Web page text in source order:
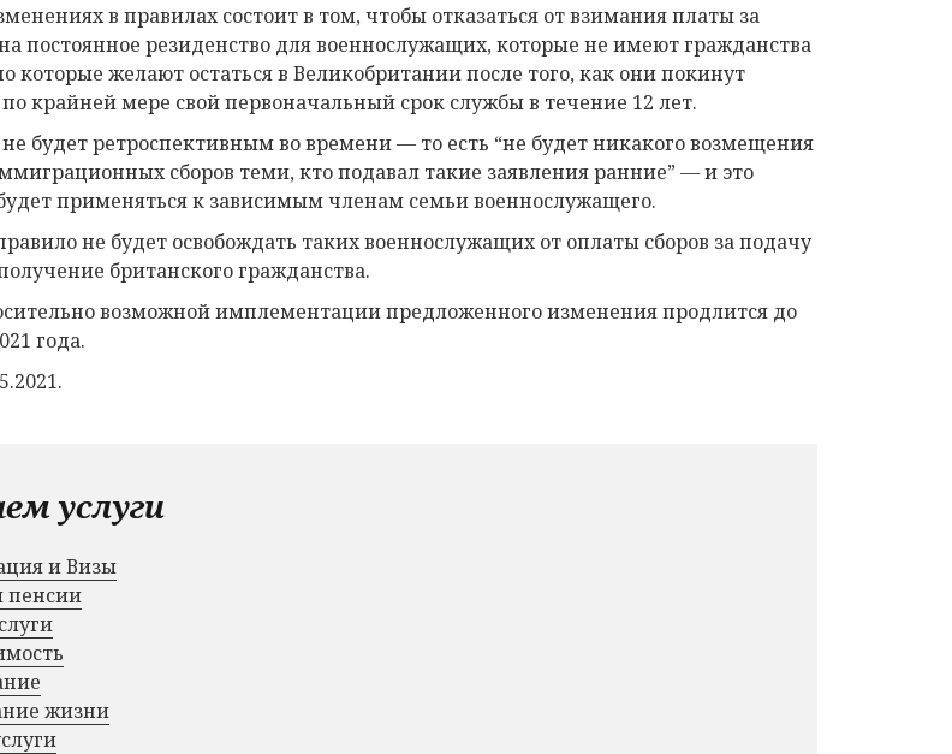
в правилах состоит в том, чтобы отказаться от взимания платы за
постоянное резиденство для военнослужащих, которые не имеют гражданства
которые желают остаться в Великобритании после того, как они покинут
крайней мере свой первоначальный срок службы в течение 12 лет.
будет ретроспективным во времени — то есть “не будет никакого возмещения
сборов теми, кто подавал такие заявления ранние” — и это
применяться к зависимым членам семьи военнослужащего.
не будет освобождать таких военнослужащих от оплаты сборов за подачу
британского гражданства.
возможной имплементации предложенного изменения продлится до
года.
услуги
и Визы
пенсии
жизни